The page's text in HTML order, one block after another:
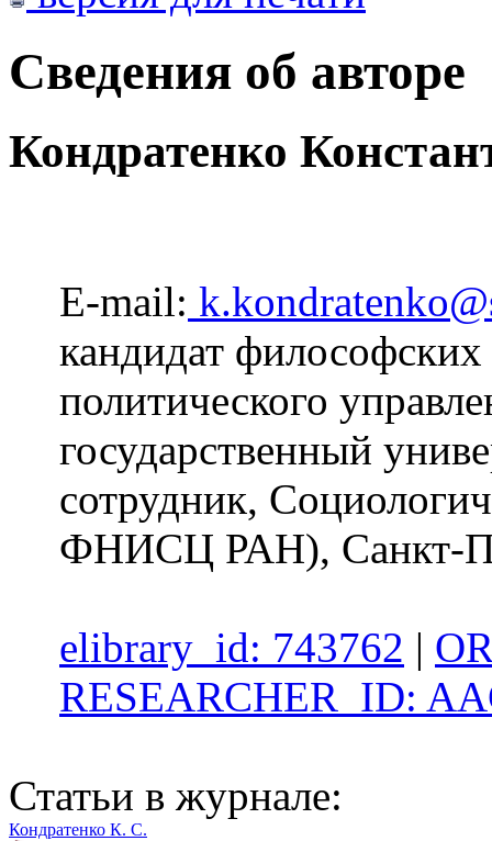
Сведения об авторе
Кондратенко
E-mail:
кандидат
политического
государственный
сотрудник,
ФНИСЦ РАН), Санкт-
elibrary_id: 743762 |
RESEARCHER_ID:
Статьи в журнале:
Кондратенко К. С.